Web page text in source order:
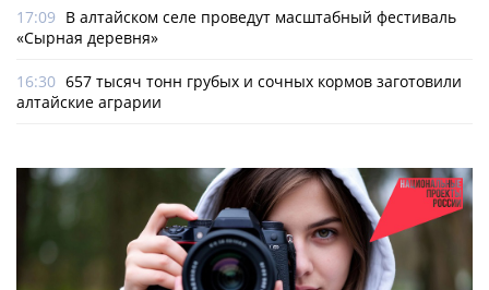
17:09 В алтайском селе проведут масштабный фестиваль
«Сырная деревня»
16:30 657 тысяч тонн грубых и сочных кормов заготовили
алтайские аграрии